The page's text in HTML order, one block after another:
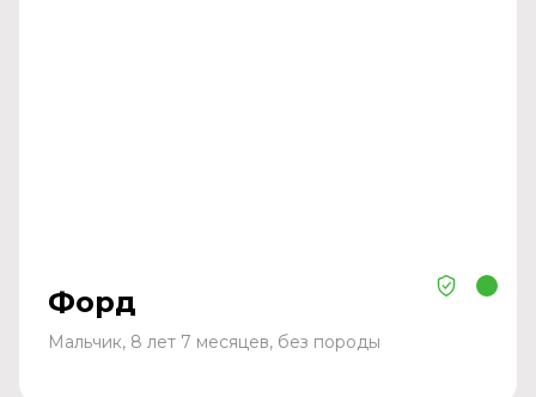
Форд
Мальчик, 8 лет 7 месяцев, без породы